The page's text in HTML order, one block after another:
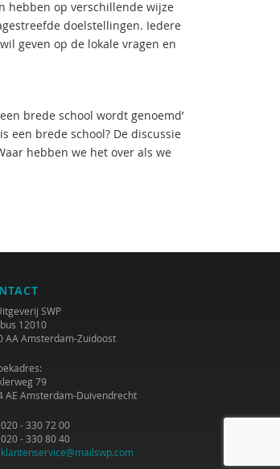
hebben op verschillende wijze
doelstellingen. Iedere
geven op de lokale vragen en
brede school wordt genoemd’
een brede school? De discussie
hebben we het over als we
SWP
12010
AA Amsterdam-Zuidoost
79
AE Amsterdam-Duivendrecht
020 - 330 72 00
020 - 330 80 40
klantenservice@mailswp.com